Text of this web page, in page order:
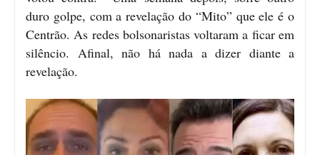
duro golpe, com a revelação do “Mito” que ele é o
Centrão. As redes bolsonaristas voltaram a ficar em
silêncio. Afinal, não há nada a dizer diante a
revelação.